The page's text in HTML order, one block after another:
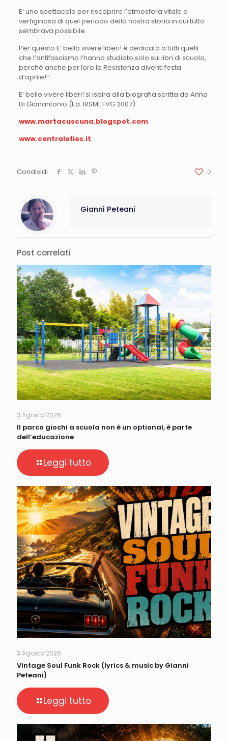
E’ uno spettacolo per riscoprire l’atmosfera vitale e
vertiginosa di quel periodo della nostra storia in cui tutto
sembrava possibile.
Per questo E’ bello vivere liberi! è dedicato a tutti quelli
che l’antifascismo l’hanno studiato solo sui libri di scuola,
perché anche per loro la Resistenza diventi festa
d’aprile!”.
E’ bello vivere liberi! si ispira alla biografia scritta da Anna
Di Gianantonio (Ed. IRSML FVG 2007)
www.martacuscuna.blogspot.com
www.centralefies.it
Condividi 0
Gianni Peteani
Post correlati
3 Agosto 2026
Il parco giochi a scuola non è un optional, è parte
dell’educazione
Leggi tutto
3 Agosto 2026
Vintage Soul Funk Rock (lyrics & music by Gianni
Peteani)
Leggi tutto